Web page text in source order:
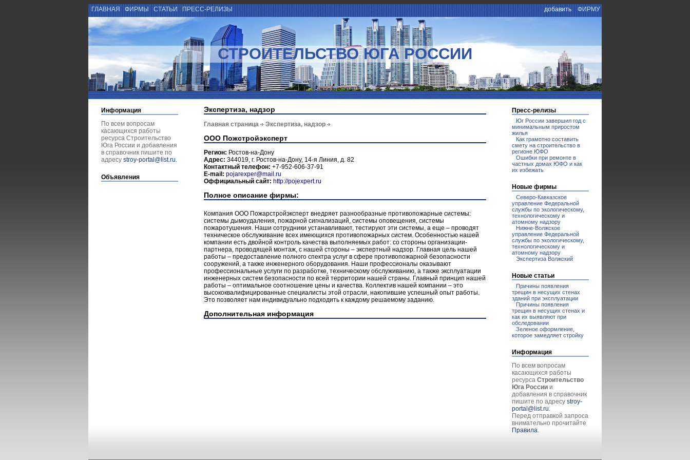
ГЛАВНАЯ ФИРМЫ СТАТЬИ ПРЕСС-РЕЛИЗЫ добавить ФИРМУ
СТРОИТЕЛЬСТВО ЮГА РОССИИ
Информация
По всем вопросам
касающихся работы
ресурса Строительство
Юга России и добавления
в справочник пишите по
адресу stroy-portal@list.ru.
Объявления
Экспертиза, надзор
Главная страница Экспертиза, надзор
ООО Пожстройэксперт
Регион: Ростов-на-Дону
Адрес: 344019, г. Ростов-на-Дону, 14-я Линия, д. 82
Контактный телефон: +7-952-606-37-91
E-mail: pojarexper@mail.ru
Оффициальный сайт: http://pojexpert.ru
Полное описание фирмы:
Компания ООО Пожарстройэксперт внедряет разнообразные противопожарные системы:
системы дымоудаления, пожарной сигнализаций, системы оповещения, системы
пожаротушения. Наши сотрудники устанавливают, тестируют эти системы, а еще – проводят
техническое обслуживание всех имеющихся противопожарных систем. Особенностью нашей
компании есть двойной контроль качества выполняемых работ: со стороны организации-
партнера, проводящей монтаж, с нашей стороны – экспертный надзор. Главная цель нашей
работы – предоставление полного спектра услуг в сфере противопожарной безопасности
сооружений, а также инженерного оборудования. Наши профессионалы оказывают
профессиональные услуги по разработке, техническому обслуживанию, а также эксплуатации
инженерных систем безопасности по всей территории нашей страны. Главный принцип нашей
работы – оптимальное соотношение цены и качества. Коллектив нашей компании – это
высококвалифицированные специалисты этой отрасли, накопившие успешный опыт работы.
Это позволяет нам индивидуально подходить к каждому решаемому заданию.
Дополнительная информация
Пресс-релизы
Юг России завершил год с
минимальным приростом
жилья
Как грамотно составить
смету на строительство в
регионе ЮФО
Ошибки при ремонте в
частных домах ЮФО и как
их избежать
Новые фирмы
Северо-Кавказское
управление Федеральной
службы по экологическому,
технологическому и
атомному надзору
Нижне-Волжское
управление Федеральной
службы по экологическому,
технологическому и
атомному надзору
Экспертиза Волжский
Новые статьи
Причины появления
трещин в несущих стенах
зданий при эксплуатации
Причины появления
трещин в несущих стенах и
как их выявляют при
обследовании
Зеленое оформление,
которое замедляет стройку
Информация
По всем вопросам
касающихся работы
ресурса Строительство
Юга России и
добавления в справочник
пишите по адресу stroy-
portal@list.ru.
Перед отправкой запроса
внимательно прочитайте
Правила.